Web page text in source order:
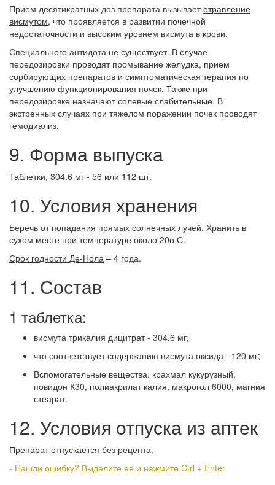
Прием десятикратных доз препарата вызываетотравление
висмутом, что проявляется в развитии почечной
недостаточности и высоким уровнем висмута в крови.
Специального антидота не существует. В случае
передозировки проводят промывание желудка, прием
сорбирующих препаратов и симптоматическая терапия по
улучшению функционирования почек. Также при
передозировке назначают солевые слабительные. В
экстренных случаях при тяжелом поражении почек проводят
гемодиализ.
9. Форма выпуска
Таблетки, 304.6 мг - 56 или 112 шт.
10. Условия хранения
Беречь от попадания прямых солнечных лучей. Хранить в
сухом месте при температуре около 20о С.
Срок годности Де-Нола – 4 года.
11. Состав
1 таблетка:
висмута трикалия дицитрат - 304.6 мг;
что соответствует содержанию висмута оксида - 120 мг;
Вспомогательные вещества: крахмал кукурузный,
повидон К30, полиакрилат калия, макрогол 6000, магния
стеарат.
12. Условия отпуска из аптек
Препарат отпускается без рецепта.
- Нашли ошибку? Выделите ее и нажмите Ctrl + Enter